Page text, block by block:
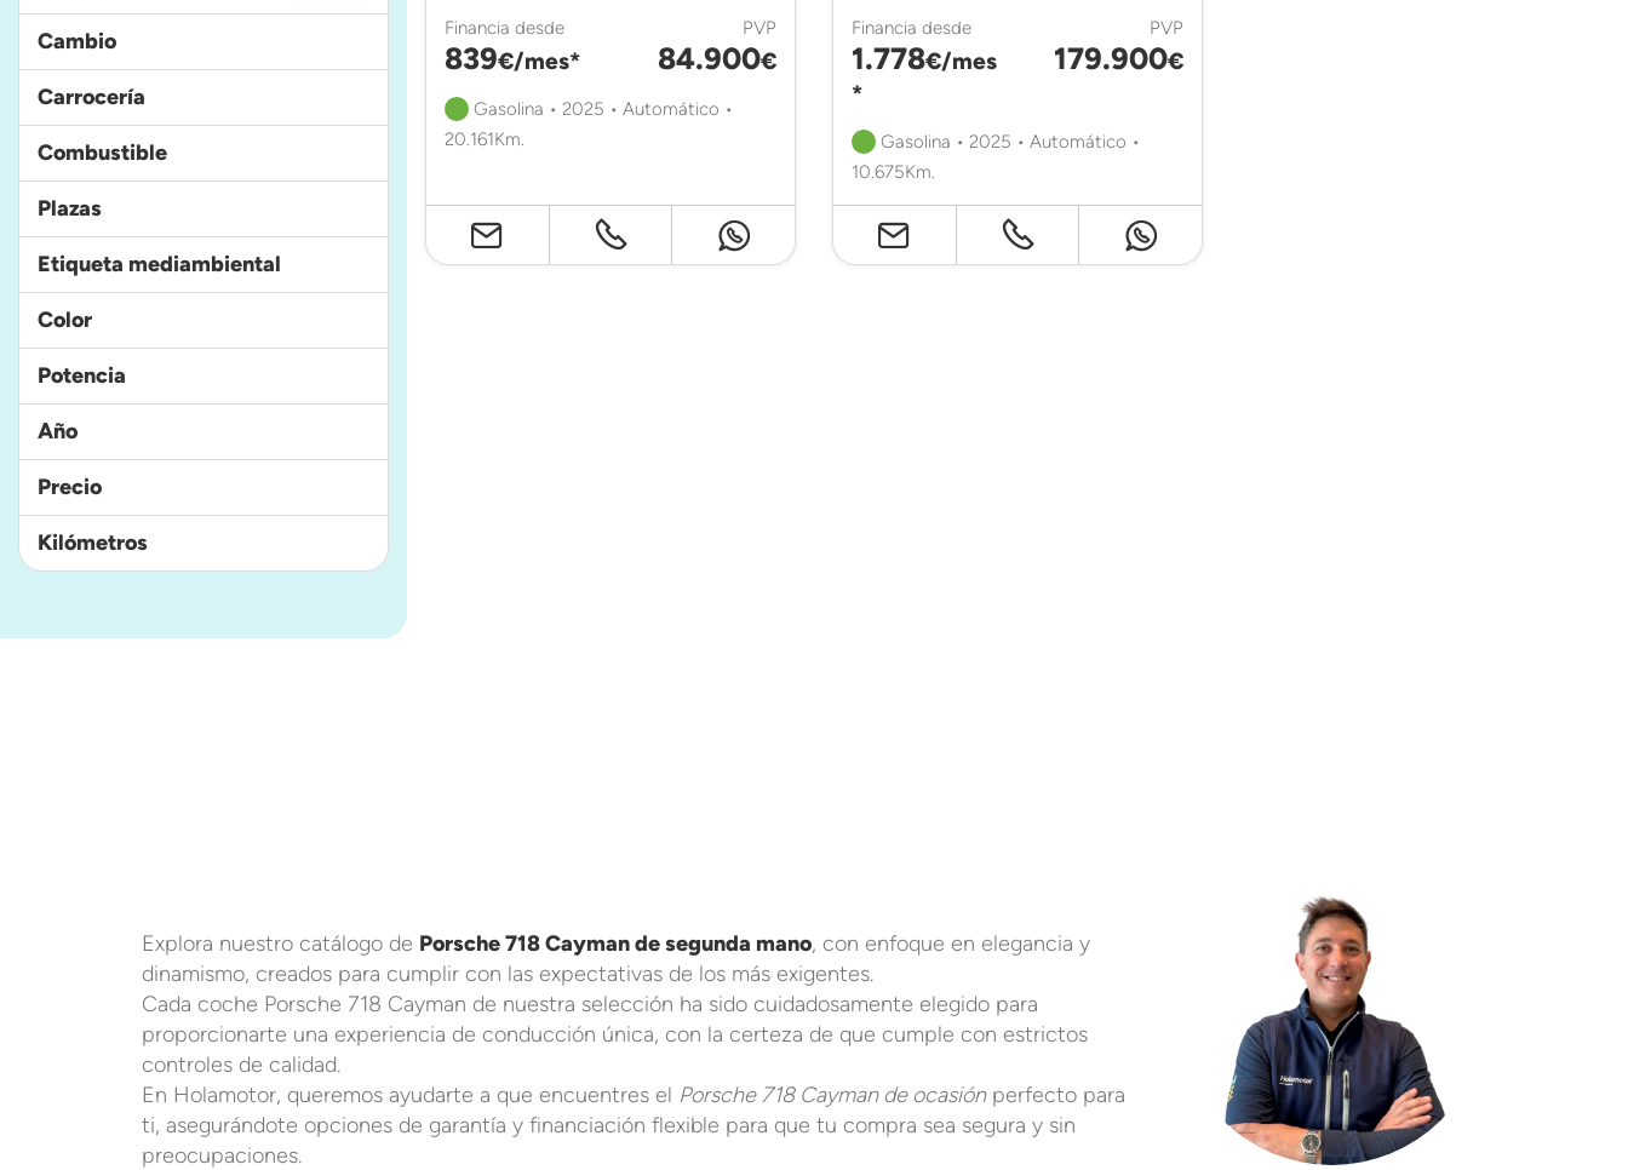
Financia desde
839€/mes*
PVP
84.900€
Gasolina • 2025 • Automático •
20.161Km.
Financia desde
1.778€/mes
*
PVP
179.900€
Gasolina • 2025 • Automático •
10.675Km.
Cambio
Carrocería
Combustible
Plazas
Etiqueta mediambiental
Color
Potencia
Año
Precio
Kilómetros
Explora nuestro catálogo de Porsche 718 Cayman de segunda mano, con enfoque en elegancia y
dinamismo, creados para cumplir con las expectativas de los más exigentes.
Cada coche Porsche 718 Cayman de nuestra selección ha sido cuidadosamente elegido para
proporcionarte una experiencia de conducción única, con la certeza de que cumple con estrictos
controles de calidad.
En Holamotor, queremos ayudarte a que encuentres el Porsche 718 Cayman de ocasiónperfecto para
ti, asegurándote opciones de garantía y financiación flexible para que tu compra sea segura y sin
preocupaciones.